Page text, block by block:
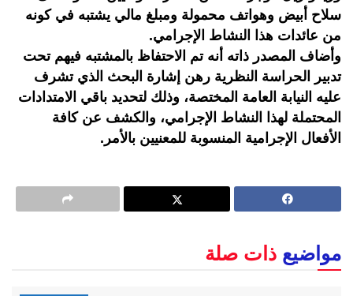
سلاح أبيض وهواتف محمولة ومبلغ مالي يشتبه في كونه
من عائدات هذا النشاط الإجرامي.
وأضاف المصدر ذاته أنه تم الاحتفاظ بالمشتبه فيهم تحت
تدبير الحراسة النظرية رهن إشارة البحث الذي تشرف
عليه النيابة العامة المختصة، وذلك لتحديد باقي الامتدادات
المحتملة لهذا النشاط الإجرامي، والكشف عن كافة
الأفعال الإجرامية المنسوبة للمعنيين بالأمر.
مواضيع ذات صلة